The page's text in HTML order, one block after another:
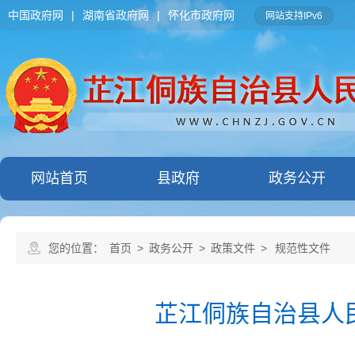
中国政府网 | 湖南省政府网 | 怀化市政府网 网站支持IPv6
网站首页 县政府 政务公开
您的位置： 首页 > 政务公开 > 政策文件 > 规范性文件
芷江侗族自治县人